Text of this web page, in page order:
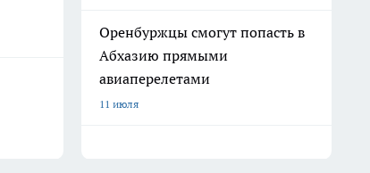
Оренбуржцы смогут попасть в
Абхазию прямыми
авиаперелетами
11 июля